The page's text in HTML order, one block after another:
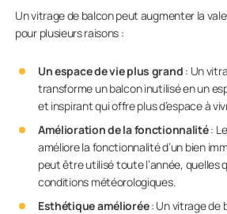
Un vitrage de balcon peut augmenter la
pour plusieurs raisons :
Un espace de vie plus grand : Un
transforme un balcon inutilisé en un
et inspirant qui offre plus d’espace à
Amélioration de la fonctionnalité:
améliore la fonctionnalité d’un bien
peut être utilisé toute l’année, quelles
conditions météorologiques.
Esthétique améliorée: Un vitrage de